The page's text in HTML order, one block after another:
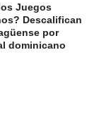
Juegos
Descalifican
por
dominicano